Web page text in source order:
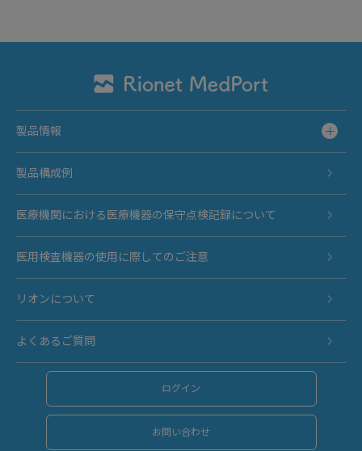
製品情報
製品構成例
医療機関における医療機器の保守点検記録について
医用検査機器の使用に際してのご注意
リオンについて
よくあるご質問
ログイン
お問い合わせ